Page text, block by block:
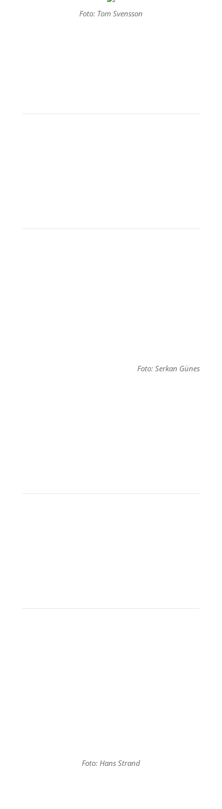
Foto: Tom Svensson
Foto: Serkan Günes
Foto: Hans Strand